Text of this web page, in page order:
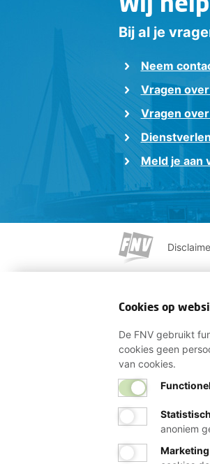
Bij al je
Neem
Vragen
Vragen
Meld je aan
Cookies op
De FNV gebruikt
cookies geen
van cookies.
anoniem